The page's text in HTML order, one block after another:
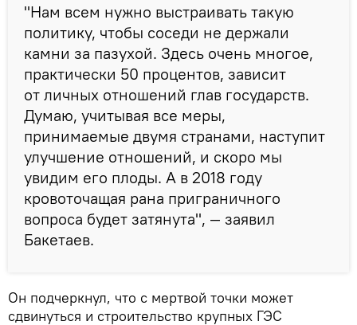
"Нам всем нужно выстраивать такую
политику, чтобы соседи не держали
камни за пазухой. Здесь очень многое,
практически 50 процентов, зависит
от личных отношений глав государств.
Думаю, учитывая все меры,
принимаемые двумя странами, наступит
улучшение отношений, и скоро мы
увидим его плоды. А в 2018 году
кровоточащая рана приграничного
вопроса будет затянута", — заявил
Бакетаев.
Он подчеркнул, что с мертвой точки может
сдвинуться и строительство крупных ГЭС